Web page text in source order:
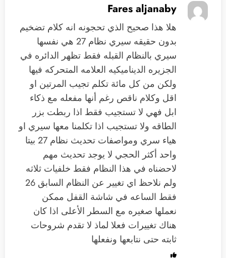
Fares aljanaby
هلا هذا صحيح الذي تحجونه انه كلام تضخيم
بدون حقيقه سيري نظام 27 هي نفسها
سيري بالنظام القبله فقط تظهر الدائره في
الجزيره الديناميكيه العلامه المتحركه فيها
ولكن من كل مائة تكلم تجيب المرتين او
اقل وكلام ناقص رغم أنها مفعله مع ذكاء
ابل فهي لا تستجيب فقط اذا ربطت بزر
الطاقه ولا تستجيب اذا تكلمنا معها سيري او
هياء سري ومواصفات تحديث نظام 27 بيتا
واحد أكثر الحجي لا يوجد تحديث مهم
لاحضناه في هذا النظام فقط خلفيات ثلاثه
ولم نلاحظ اي تغيير عن النظام السابق 26
فقط الساعه في شاشة القفل ممكن
نعملها صغيره مع السطر الأعلى اذا كان
هناك تغييرات فعلا لماذ لا تقدم شروحات
ثابته حتى نتابعها ونفعلها